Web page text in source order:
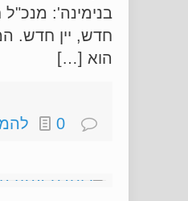
בנימינה': מנכ"ל
חדש, יין חדש.
הוא […]
0